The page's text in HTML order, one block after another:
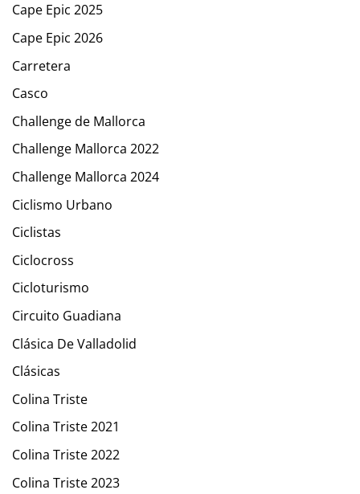
Cape Epic 2025
Cape Epic 2026
Carretera
Casco
Challenge de Mallorca
Challenge Mallorca 2022
Challenge Mallorca 2024
Ciclismo Urbano
Ciclistas
Ciclocross
Cicloturismo
Circuito Guadiana
Clásica De Valladolid
Clásicas
Colina Triste
Colina Triste 2021
Colina Triste 2022
Colina Triste 2023